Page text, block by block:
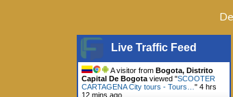
Live Traffic Feed
A visitor from Bogota, Distrito
Capital De Bogotaviewed "SCOOTER
CARTAGENA City tours - Tours…" 4 hrs
12 mins ago